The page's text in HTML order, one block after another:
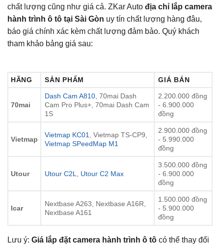
chất lượng cũng như giá cả. ZKar Auto địa chỉ lắp camera
hành trình ô tô tại Sài Gòn uy tín chất lượng hàng đâu,
báo giá chính xác kèm chất lượng đảm bảo. Quý khách
tham khảo bảng giá sau:
HÃNG SẢN PHẨM GIÁ BÁN
70mai
Dash Cam A810, 70mai Dash
Cam Pro Plus+, 70mai Dash Cam
1S
2.200.000 đồng
- 6.900.000
đồng
Vietmap
Vietmap KC01, Vietmap TS-CP9,
Vietmap SPeedMap M1
2.900.000 đồng
- 5.990.000
đồng
Utour Utour C2L, Utour C2 Max
3.500.000 đồng
- 6.900.000
đồng
Icar
Nextbase A263, Nextbase A16R,
Nextbase A161
1.500.000 đồng
- 5.900.000
đồng
Lưu ý: Giá lắp đặt camera hành trình ô tô có thể thay đổi